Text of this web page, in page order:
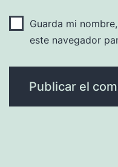
Guarda mi
este navegador